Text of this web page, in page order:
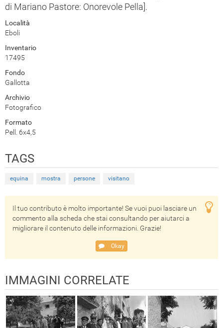
di Mariano Pastore: Onorevole Pella].
Località
Eboli
Inventario
17495
Fondo
Gallotta
Archivio
Fotografico
Formato
Pell. 6x4,5
TAGS
equina mostra persone visitano
Il tuo contributo è molto importante! Se vuoi puoi lasciare un
commento alla scheda che stai consultando per aiutarci a
migliorare il contenuto delle informazioni. Grazie!
Okay
IMMAGINI CORRELATE